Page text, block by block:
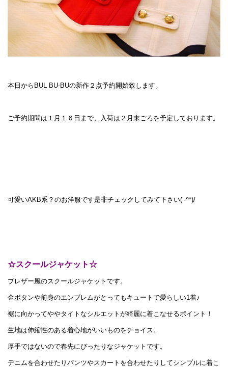
本日からBUL BU-BUの新作２点予約開始致します。
ご予約期間は１月１６日まで、入荷は２月末ごろを予定しております。
可愛いAKB系？のお洋服です是非チェックしてみて下さい(‘-^*)/
☆スクールジャケット☆
ブレザー風のスクールジャケットです。
金ボタンや前身のエンブレムがとってもキュートで愛らしい1着♪
裾に向かってややタイトなシルエットが綺麗に着こなせるポイント！
生地は伸縮性のある着心地がいいものをチョイス。
厚手ではないので春先にぴったりなジャケットです。
デニムを合わせたりパンツやスカートを合わせたりしてシンプルに着こ